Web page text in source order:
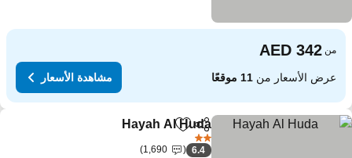
من
عرض الأسعار من11 موقعًا مشاهدة الأسعار
مشاركةAdd to favorites
Hayah Al Huda
6.4
1,690